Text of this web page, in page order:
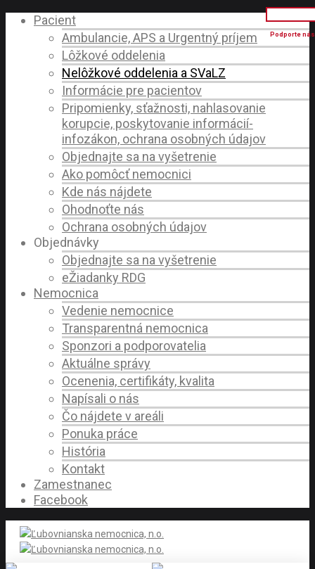
Pacient
Ambulancie, APS a Urgentný príjem
Lôžkové oddelenia
Nelôžkové oddelenia a SVaLZ
Informácie pre pacientov
Pripomienky, sťažnosti, nahlasovanie
korupcie, poskytovanie informácií-
infozákon, ochrana osobných údajov
Objednajte sa na vyšetrenie
Ako pomôcť nemocnici
Kde nás nájdete
Ohodnoťte nás
Ochrana osobných údajov
Objednávky
Objednajte sa na vyšetrenie
eŽiadanky RDG
Nemocnica
Vedenie nemocnice
Transparentná nemocnica
Sponzori a podporovatelia
Aktuálne správy
Ocenenia, certifikáty, kvalita
Napísali o nás
Čo nájdete v areáli
Ponuka práce
História
Kontakt
Zamestnanec
Facebook